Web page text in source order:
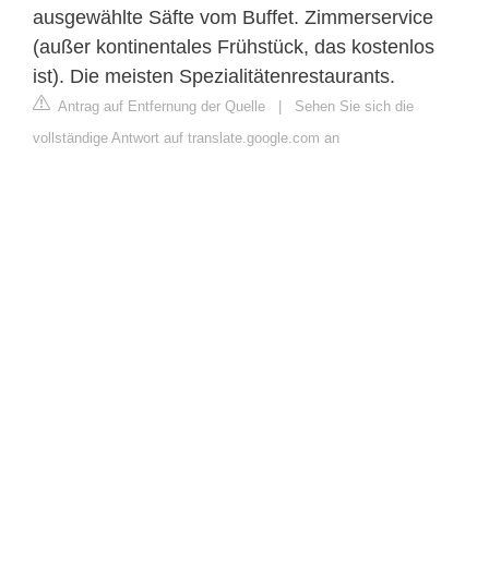
ausgewählte Säfte vom Buffet. Zimmerservice
(außer kontinentales Frühstück, das kostenlos
ist). Die meisten Spezialitätenrestaurants.
Antrag auf Entfernung der Quelle | Sehen Sie sich die
vollständige Antwort auf translate.google.com an